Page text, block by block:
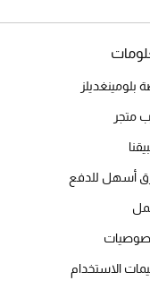
بلومينغديلز
متجر
أسهل للدفع
الاستخدام